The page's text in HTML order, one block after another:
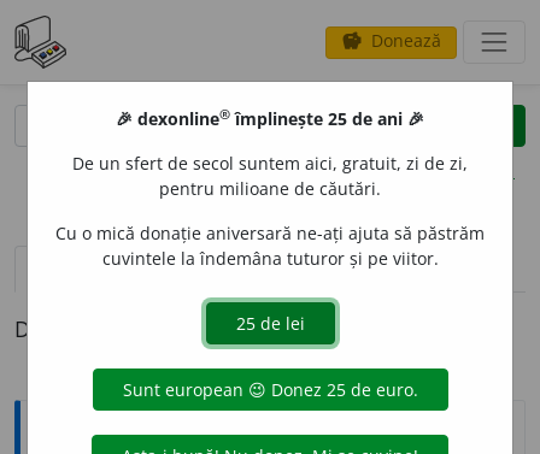
savings Donează
clear
opțiuni
definiții (1) pronunțievolume_up (50)
Definiția cu ID-ul 173737:
Sinonime
🎉 dexonline® împlinește 25 de ani 🎉
De un sfert de secol suntem aici, gratuit, zi de zi,
pentru milioane de căutări.
Cu o mică donație aniversară ne-ați ajuta să păstrăm
cuvintele la îndemâna tuturor și pe viitor.